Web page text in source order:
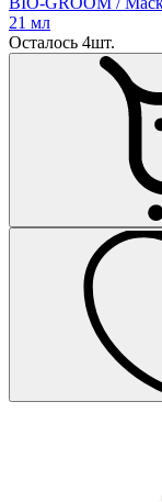
21 мл
Осталось 4шт.